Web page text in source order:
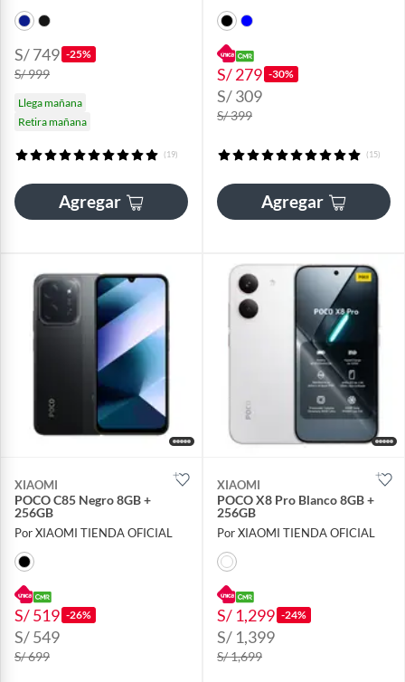
S/ 749 -25%
S/ 999
Llega mañana
Retira mañana
(19)
Agregar
S/ 279 -30%
S/ 309
S/ 399
(15)
Agregar
XIAOMI
POCO C85 Negro 8GB +
256GB
Por XIAOMI TIENDA OFICIAL
S/ 519 -26%
S/ 549
S/ 699
XIAOMI
POCO X8 Pro Blanco 8GB +
256GB
Por XIAOMI TIENDA OFICIAL
S/ 1,299 -24%
S/ 1,399
S/ 1,699